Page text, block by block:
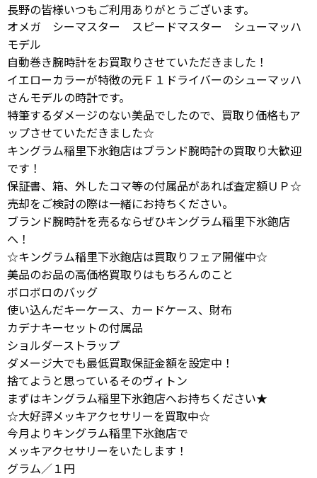
長野の皆様いつもご利用ありがとうございます。
オメガ シーマスター スピードマスター シューマッハ
モデル
自動巻き腕時計をお買取りさせていただきました！
イエローカラーが特徴の元Ｆ１ドライバーのシューマッハ
さんモデルの時計です。
特筆するダメージのない美品でしたので、買取り価格もア
ップさせていただきました☆
キングラム稲里下氷鉋店はブランド腕時計の買取り大歓迎
です！
保証書、箱、外したコマ等の付属品があれば査定額ＵＰ☆
売却をご検討の際は一緒にお持ちください。
ブランド腕時計を売るならぜひキングラム稲里下氷鉋店
へ！
☆キングラム稲里下氷鉋店は買取りフェア開催中☆
美品のお品の高価格買取りはもちろんのこと
ボロボロのバッグ
使い込んだキーケース、カードケース、財布
カデナキーセットの付属品
ショルダーストラップ
ダメージ大でも最低買取保証金額を設定中！
捨てようと思っているそのヴィトン
まずはキングラム稲里下氷鉋店へお持ちください★
☆大好評メッキアクセサリーを買取中☆
今月よりキングラム稲里下氷鉋店で
メッキアクセサリーをいたします！
グラム／１円